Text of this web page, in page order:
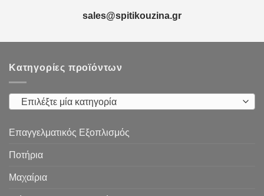
sales@spitikouzina.gr
Κατηγορίες προϊόντων
Επιλέξτε μία κατηγορία
Επαγγελματικός Εξοπλισμός
Ποτήρια
Μαχαίρια